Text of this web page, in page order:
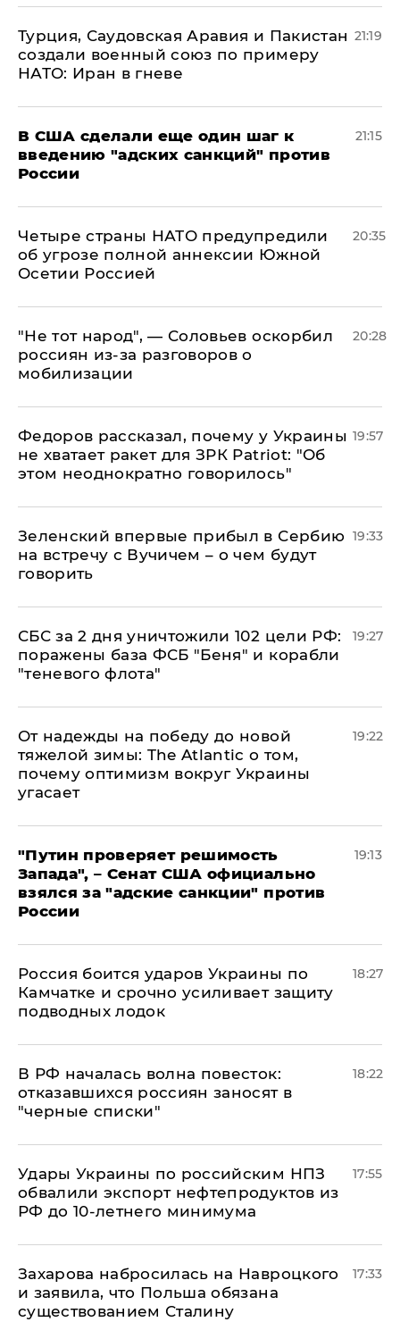
Турция, Саудовская Аравия и Пакистан
создали военный союз по примеру
НАТО: Иран в гневе
21:19
В США сделали еще один шаг к
введению "адских санкций" против
России
21:15
Четыре страны НАТО предупредили
об угрозе полной аннексии Южной
Осетии Россией
20:35
​"Не тот народ", — Соловьев оскорбил
россиян из-за разговоров о
мобилизации
20:28
Федоров рассказал, почему у Украины
не хватает ракет для ЗРК Patriot: "Об
этом неоднократно говорилось"
19:57
Зеленский впервые прибыл в Сербию
на встречу с Вучичем – о чем будут
говорить
19:33
СБС за 2 дня уничтожили 102 цели РФ:
поражены база ФСБ "Беня" и корабли
"теневого флота"
19:27
От надежды на победу до новой
тяжелой зимы: The Atlantic о том,
почему оптимизм вокруг Украины
угасает
19:22
"Путин проверяет решимость
Запада", – Сенат США официально
взялся за "адские санкции" против
России
19:13
Россия боится ударов Украины по
Камчатке и срочно усиливает защиту
подводных лодок
18:27
​В РФ началась волна повесток:
отказавшихся россиян заносят в
"черные списки"
18:22
Удары Украины по российским НПЗ
обвалили экспорт нефтепродуктов из
РФ до 10-летнего минимума
17:55
​Захарова набросилась на Навроцкого
и заявила, что Польша обязана
существованием Сталину
17:33